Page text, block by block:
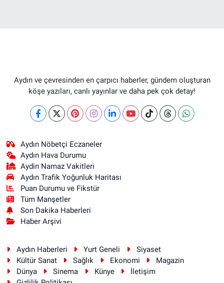
Aydın ve çevresinden en çarpıcı haberler, gündem oluşturan
köşe yazıları, canlı yayınlar ve daha pek çok detay!
Aydın Nöbetçi Eczaneler
Aydın Hava Durumu
Aydin Namaz Vakitleri
Aydın Trafik Yoğunluk Haritası
Puan Durumu ve Fikstür
Tüm Manşetler
Son Dakika Haberleri
Haber Arşivi
Aydın Haberleri Yurt Geneli
Siyaset
Kültür Sanat
Sağlık Ekonomi
Magazin
Dünya
Sinema Künye
İletişim